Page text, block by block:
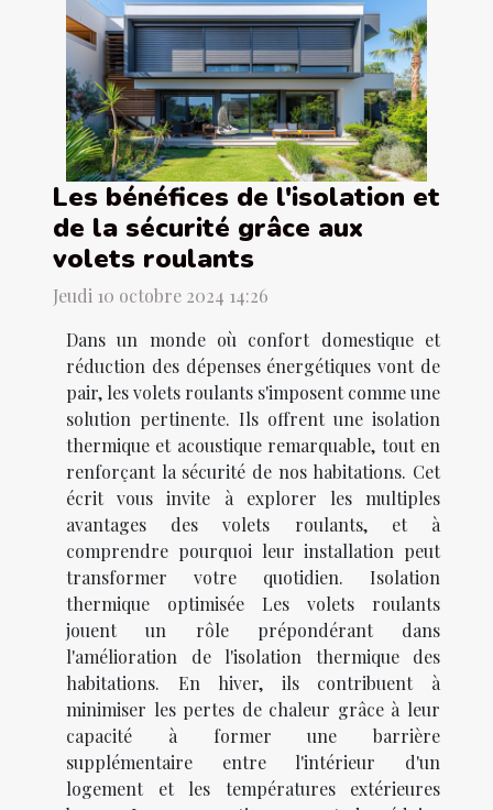
Les bénéfices de l'isolation et
de la sécurité grâce aux
volets roulants
Jeudi 10 octobre 2024 14:26
Dans un monde où confort domestique et
réduction des dépenses énergétiques vont de
pair, les volets roulants s'imposent comme une
solution pertinente. Ils offrent une isolation
thermique et acoustique remarquable, tout en
renforçant la sécurité de nos habitations. Cet
écrit vous invite à explorer les multiples
avantages des volets roulants, et à
comprendre pourquoi leur installation peut
transformer votre quotidien. Isolation
thermique optimisée Les volets roulants
jouent un rôle prépondérant dans
l'amélioration de l'isolation thermique des
habitations. En hiver, ils contribuent à
minimiser les pertes de chaleur grâce à leur
capacité à former une barrière
supplémentaire entre l'intérieur d'un
logement et les températures extérieures